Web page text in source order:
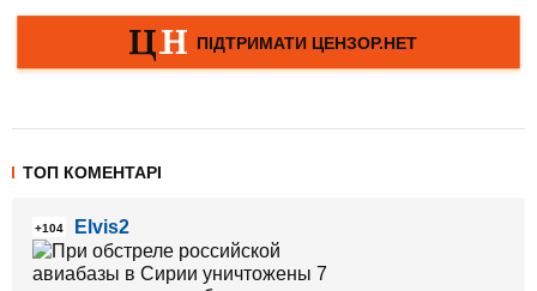
ТОП КОМЕНТАРІ
+104 Elvis2